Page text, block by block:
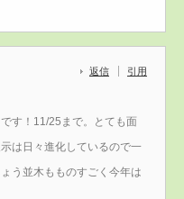
返信 引用
す！11/25まで。とても面
は日々進化しているので一
う並木もものすごく今年は